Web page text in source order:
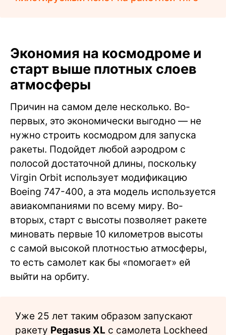
Экономия на космодроме и
старт выше плотных слоев
атмосферы
Причин на самом деле несколько. Во-
первых, это экономически выгодно — не
нужно строить космодром для запуска
ракеты. Подойдет любой аэродром с
полосой достаточной длины, поскольку
Virgin Orbit использует модификацию
Boeing 747-400, а эта модель используется
авиакомпаниями по всему миру. Во-
вторых, старт с высоты позволяет ракете
миновать первые 10 километров высоты
с самой высокой плотностью атмосферы,
то есть самолет как бы «помогает» ей
выйти на орбиту.
Уже 25 лет таким образом запускают
ракету Pegasus XL с самолета Lockheed